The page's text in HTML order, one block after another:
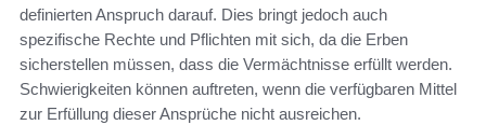
definierten Anspruch darauf. Dies bringt jedoch auch
spezifische Rechte und Pflichten mit sich, da die Erben
sicherstellen müssen, dass die Vermächtnisse erfüllt werden.
Schwierigkeiten können auftreten, wenn die verfügbaren Mittel
zur Erfüllung dieser Ansprüche nicht ausreichen.